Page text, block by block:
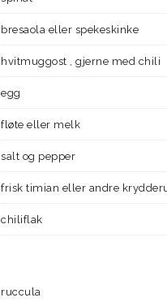
bresaola eller spekeskinke
hvitmuggost , gjerne med chili
egg
fløte eller melk
salt og pepper
frisk timian eller andre
chiliflak
ruccula